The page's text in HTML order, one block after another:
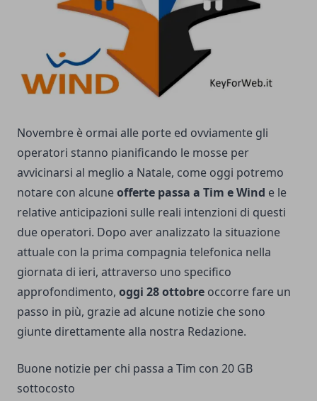
Novembre è ormai alle porte ed ovviamente gli
operatori stanno pianificando le mosse per
avvicinarsi al meglio a Natale, come oggi potremo
notare con alcuneofferte passa a Tim e Wind e le
relative anticipazioni sulle reali intenzioni di questi
due operatori. Dopo aver analizzato la situazione
attuale con la prima compagnia telefonica nella
giornata di ieri, attraverso uno specifico
approfondimento, oggi 28 ottobre occorre fare un
passo in più, grazie ad alcune notizie che sono
giunte direttamente alla nostra Redazione.
Buone notizie per chi passa a Tim con 20 GB
sottocosto